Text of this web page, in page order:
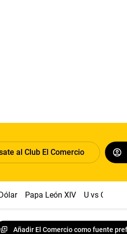
al Club El Comercio
Papa León XIV U vs Cristal
Añadir El Comercio como fuente